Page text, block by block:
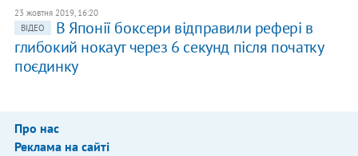
23 жовтня 2019, 16:20
ВІДЕО
В Японії боксери відправили рефері в
глибокий нокаут через 6 секунд після початку
поєдинку
Про нас
Реклама на сайті